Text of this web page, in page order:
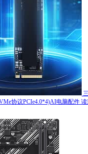
协议PCIe4.0*4)AI电脑配件 读